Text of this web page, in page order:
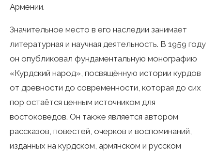
Армении.
Значительное место в его наследии занимает
литературная и научная деятельность. В 1959 году
он опубликовал фундаментальную монографию
«Курдский народ», посвящённую истории курдов
от древности до современности, которая до сих
пор остаётся ценным источником для
востоковедов. Он также является автором
рассказов, повестей, очерков и воспоминаний,
изданных на курдском, армянском и русском